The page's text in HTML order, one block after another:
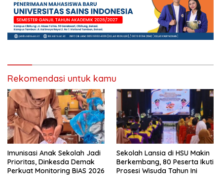
Rekomendasi untuk kamu
Imunisasi Anak Sekolah Jadi
Prioritas, Dinkesda Demak
Perkuat Monitoring BIAS 2026
Sekolah Lansia di HSU Makin
Berkembang, 80 Peserta Ikuti
Prosesi Wisuda Tahun Ini